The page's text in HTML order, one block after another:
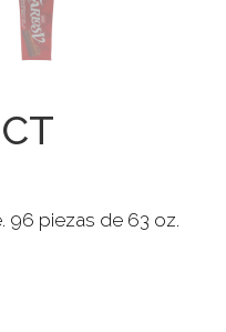
96 piezas de 63 oz.